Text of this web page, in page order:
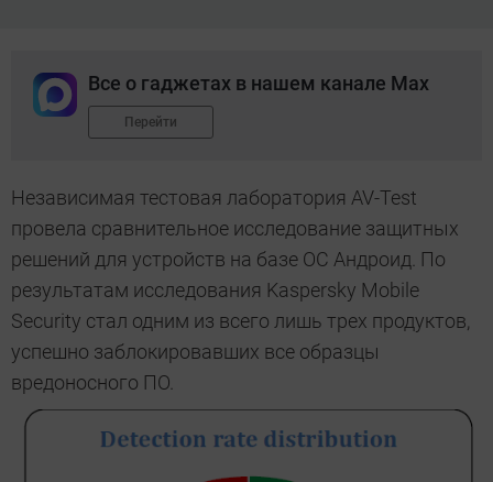
Все о гаджетах в нашем канале Max
Перейти
Независимая тестовая лаборатория AV-Test
провела сравнительное исследование защитных
решений для устройств на базе ОС Андроид. По
результатам исследования Kaspersky Mobile
Security стал одним из всего лишь трех продуктов,
успешно заблокировавших все образцы
вредоносного ПО.